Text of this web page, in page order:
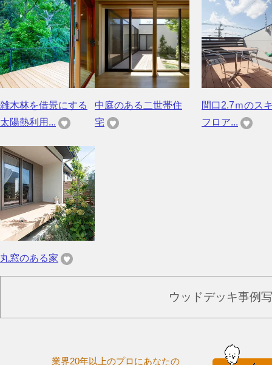
雑木林を借景にする
太陽熱利用...
中庭のある二世帯住
宅
間口2.7ｍのス
フロア...
丸窓のある家
ウッドデッキ事例
業界20年以上のプロにあなたの